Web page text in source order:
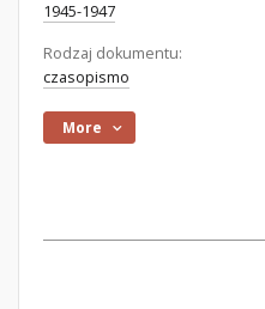
1945-1947
Rodzaj dokumentu:
czasopismo
More